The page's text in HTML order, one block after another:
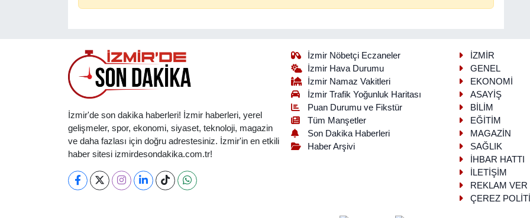
İzmir'de son dakika haberleri! İzmir haberleri, yerel
gelişmeler, spor, ekonomi, siyaset, teknoloji, magazin
ve daha fazlası için doğru adrestesiniz. İzmir'in en etkili
haber sitesi izmirdesondakika.com.tr!
İzmir Nöbetçi Eczaneler
İzmir Hava Durumu
İzmir Namaz Vakitleri
İzmir Trafik Yoğunluk Haritası
Puan Durumu ve Fikstür
Tüm Manşetler
Son Dakika Haberleri
Haber Arşivi
İZMİR
GENEL
EKONOMİ
ASAYİŞ
BİLİM
EĞİTİM
MAGAZİN
SAĞLIK
İHBAR HATTI
İLETİŞİM
REKLAM VER
ÇEREZ